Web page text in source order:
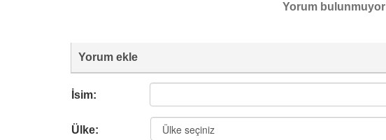
Yorum bulunmuyor
Yorum ekle
İsim:
Ülke: